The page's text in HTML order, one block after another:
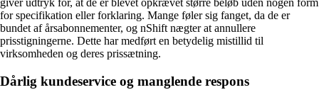
giver udtryk for, at de er blevet opkrævet større beløb uden nogen form
for specifikation eller forklaring. Mange føler sig fanget, da de er
bundet af årsabonnementer, og nShift nægter at annullere
prisstigningerne. Dette har medført en betydelig mistillid til
virksomheden og deres prissætning.
Dårlig kundeservice og manglende respons